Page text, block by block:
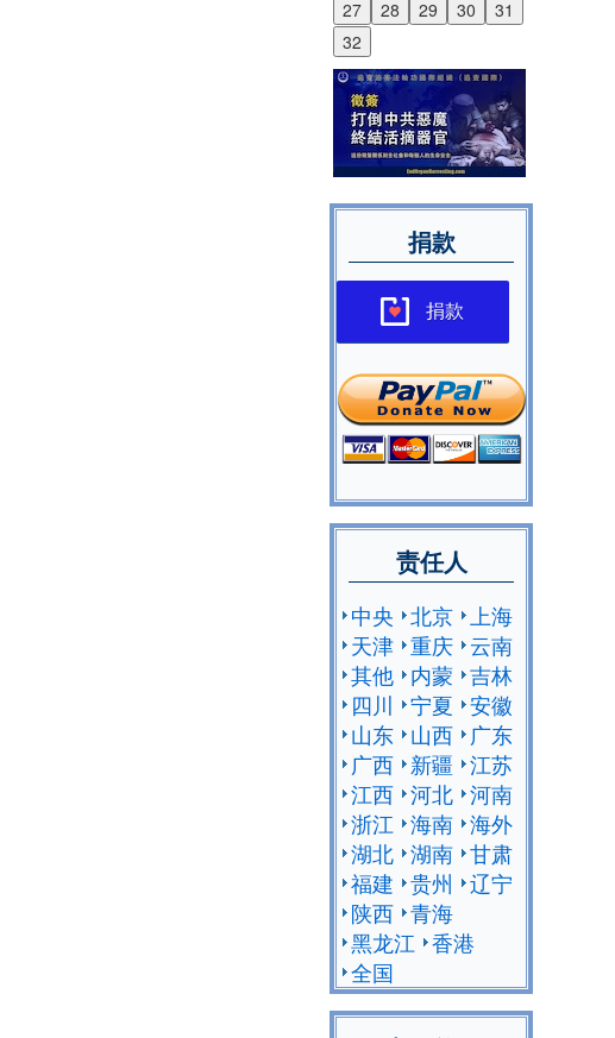
27
28 29 30
31
32
捐款
捐款
责任人
中央 北京
上海
天津 重庆 云南
其他 内蒙 吉林
四川
宁夏 安徽
山东 山西
广东
广西 新疆 江苏
江西 河北 河南
浙江 海南 海外
湖北 湖南 甘肃
福建 贵州
辽宁
陕西 青海
黑龙江 香港
全国